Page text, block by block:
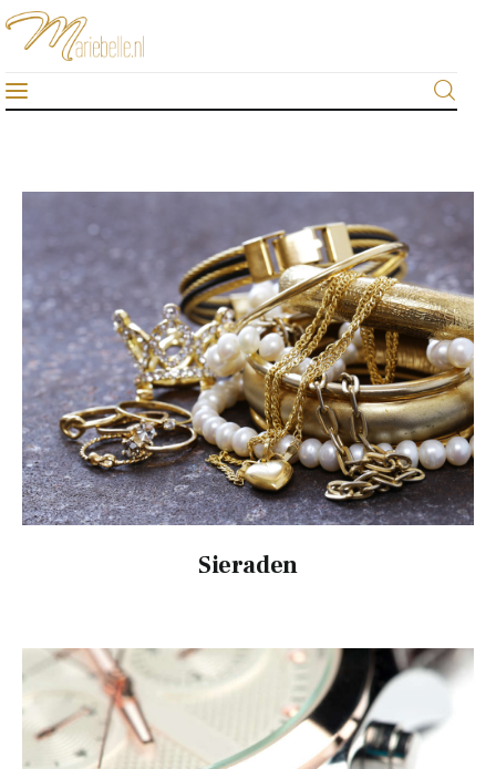
Mariebelle
Algemeen
Beauty & fashion
Gezondheid
Lifestyle
Sieraden
Tips
VerzorgingSieraden